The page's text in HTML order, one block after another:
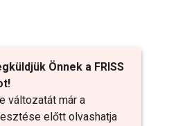
Önnek a FRISS
változatát már a
előtt olvashatja